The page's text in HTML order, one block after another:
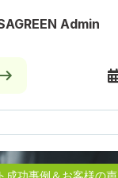
Admin
成功事例＆お客様の声